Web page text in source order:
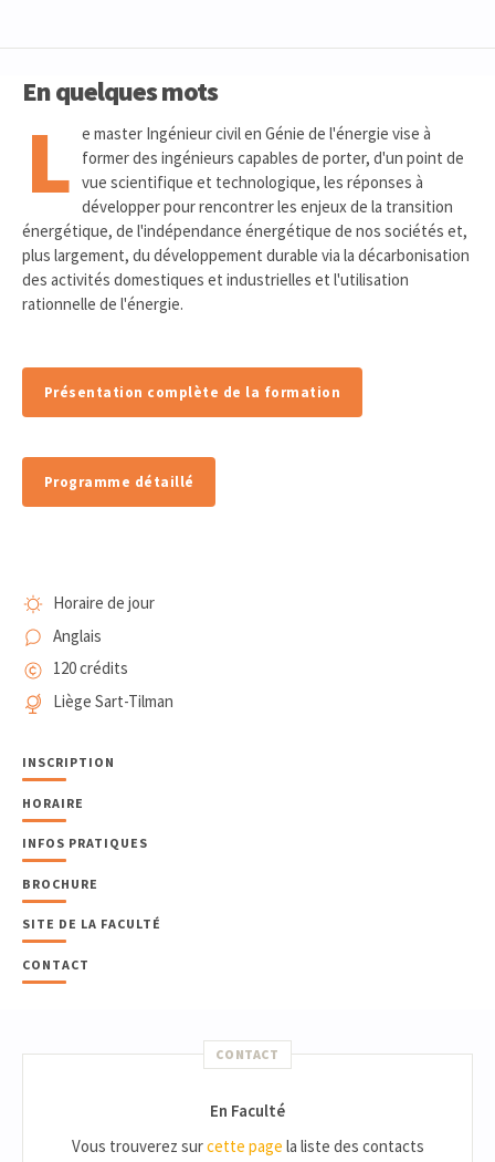
En quelques mots
L e master Ingénieur civil en Génie de l'énergie vise à
former des ingénieurs capables de porter, d'un point de
vue scientifique et technologique, les réponses à
développer pour rencontrer les enjeux de la transition
énergétique, de l'indépendance énergétique de nos sociétés et,
plus largement, du développement durable via la décarbonisation
des activités domestiques et industrielles et l'utilisation
rationnelle de l'énergie.
Présentation complète de la formation
Programme détaillé
Horaire de jour
Anglais
120 crédits
Liège Sart-Tilman
INSCRIPTION
HORAIRE
INFOS PRATIQUES
BROCHURE
SITE DE LA FACULTÉ
CONTACT
CONTACT
En Faculté
Vous trouverez surcette page la liste des contacts